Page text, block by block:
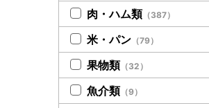
肉・ハム類 （387）
米・パン （79）
果物類 （32）
魚介類 （9）